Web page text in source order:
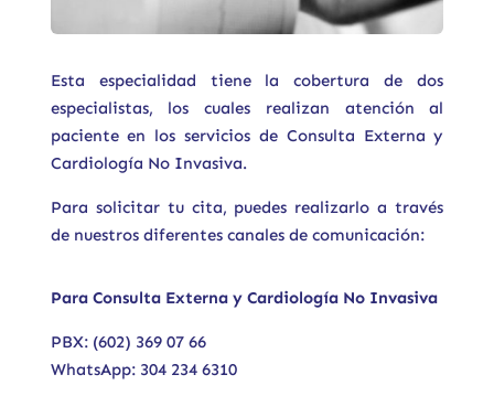
Dr. Jacobo Evaristo
Pérez Pérez
Esta especialidad tiene la cobertura de dos
especialistas, los cuales realizan atención al
paciente en los servicios de Consulta Externa y
Cardiología No Invasiva.
Para solicitar tu cita, puedes realizarlo a través
de nuestros diferentes canales de comunicación:
Para Consulta Externa y Cardiología No Invasiva
PBX: (602) 369 07 66
WhatsApp: 304 234 6310